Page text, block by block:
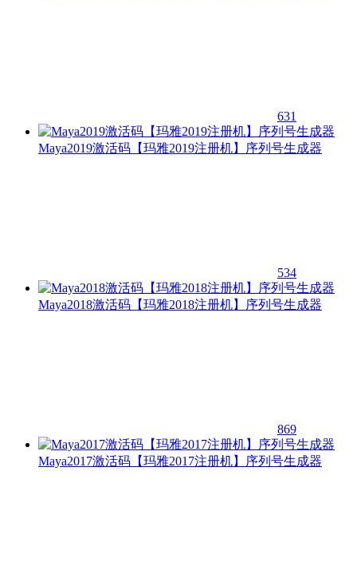
631
Maya2019激活码【玛雅2019注册机】序列号生成器
534
Maya2018激活码【玛雅2018注册机】序列号生成器
869
Maya2017激活码【玛雅2017注册机】序列号生成器